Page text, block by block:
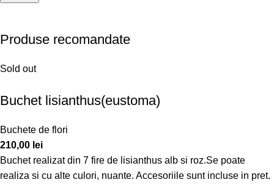
Produse recomandate
Sold out
Buchet lisianthus(eustoma)
Buchete de flori
210,00 lei
Buchet realizat din 7 fire de lisianthus alb si roz.Se poate
realiza si cu alte culori, nuante. Accesoriile sunt incluse in pret.